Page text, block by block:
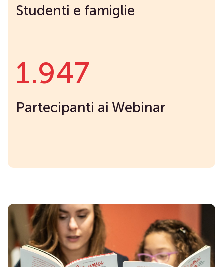
Studenti e famiglie
1.947
Partecipanti ai Webinar